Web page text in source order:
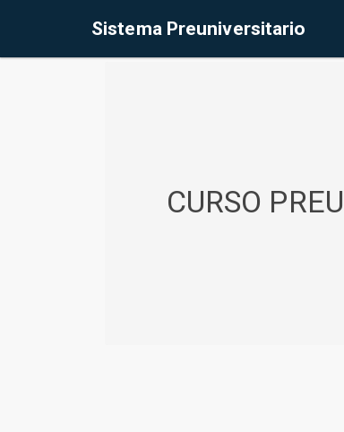
Sistema Preuniversitario
CURSO